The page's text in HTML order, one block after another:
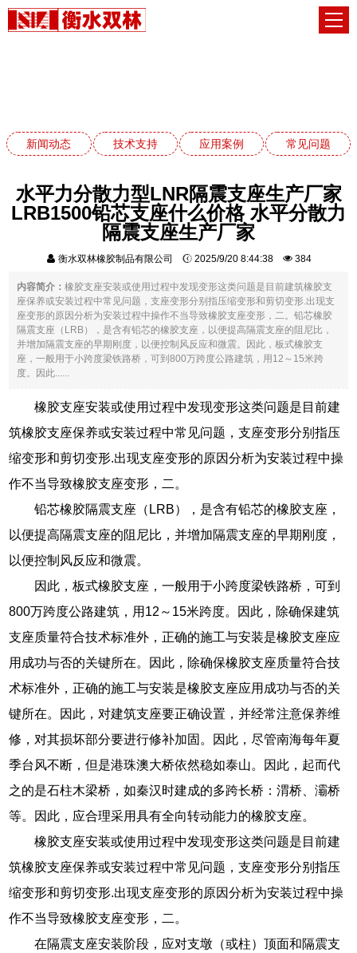
新闻动态 技术支持 应用案例 常见问题
水平力分散力型LNR隔震支座生产厂家
LRB1500铅芯支座什么价格 水平分散力
隔震支座生产厂家
衡水双林橡胶制品有限公司 2025/9/20 8:44:38 384
内容简介：橡胶支座安装或使用过程中发现变形这类问题是目前建筑橡胶支
座保养或安装过程中常见问题，支座变形分别指压缩变形和剪切变形.出现支
座变形的原因分析为安装过程中操作不当导致橡胶支座变形，二。铅芯橡胶
隔震支座（LRB），是含有铅芯的橡胶支座，以便提高隔震支座的阻尼比，
并增加隔震支座的早期刚度，以便控制风反应和微震。因此，板式橡胶支
座，一般用于小跨度梁铁路桥，可到800万跨度公路建筑，用12～15米跨
度。因此......
橡胶支座安装或使用过程中发现变形这类问题是目前建
筑橡胶支座保养或安装过程中常见问题，支座变形分别指压
缩变形和剪切变形.出现支座变形的原因分析为安装过程中操
作不当导致橡胶支座变形，二。
铅芯橡胶隔震支座（LRB），是含有铅芯的橡胶支座，
以便提高隔震支座的阻尼比，并增加隔震支座的早期刚度，
以便控制风反应和微震。
因此，板式橡胶支座，一般用于小跨度梁铁路桥，可到
800万跨度公路建筑，用12～15米跨度。因此，除确保建筑
支座质量符合技术标准外，正确的施工与安装是橡胶支座应
用成功与否的关键所在。因此，除确保橡胶支座质量符合技
术标准外，正确的施工与安装是橡胶支座应用成功与否的关
键所在。因此，对建筑支座要正确设置，并经常注意保养维
修，对其损坏部分要进行修补加固。因此，尽管南海每年夏
季台风不断，但是港珠澳大桥依然稳如泰山。因此，起而代
之的是石柱木梁桥，如秦汉时建成的多跨长桥：渭桥、灞桥
等。因此，应合理采用具有全向转动能力的橡胶支座。
橡胶支座安装或使用过程中发现变形这类问题是目前建
筑橡胶支座保养或安装过程中常见问题，支座变形分别指压
缩变形和剪切变形.出现支座变形的原因分析为安装过程中操
作不当导致橡胶支座变形，二。
在隔震支座安装阶段，应对支墩（或柱）顶面和隔震支